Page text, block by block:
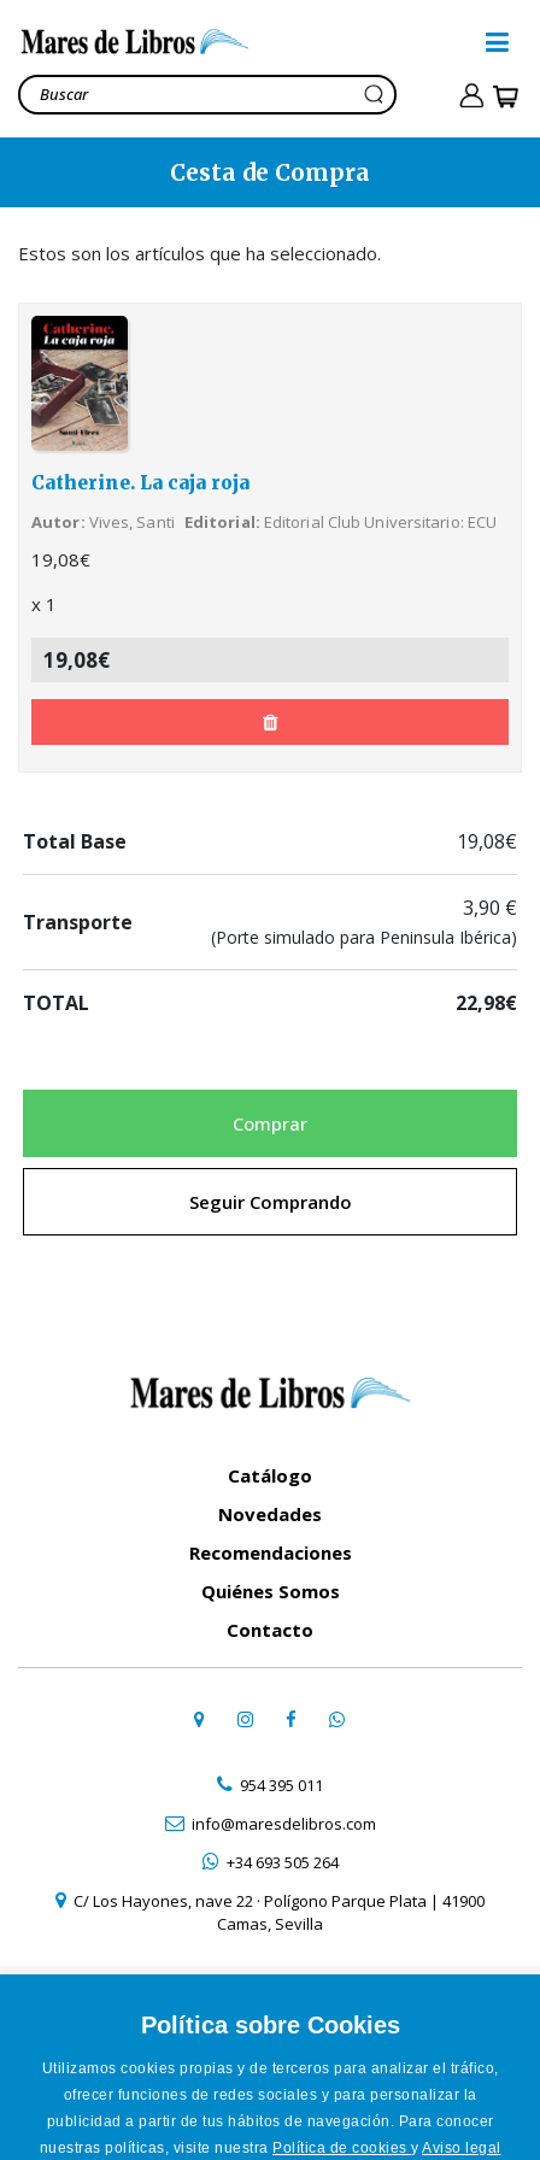
Política sobre Cookies
Utilizamos cookies propias y de terceros para analizar el tráfico,
ofrecer funciones de redes sociales y para personalizar la
publicidad a partir de tus hábitos de navegación. Para conocer
nuestras políticas, visite nuestra Política de cookies y Aviso legal
Cesta de Compra
Estos son los artículos que ha seleccionado.
Catherine. La caja roja
Autor Vives, Santi Editorial Editorial Club Universitario: ECU
19,08€
x 1
19,08€
Total Base 19,08€
Transporte
3,90 €
(Porte simulado para Peninsula Ibérica)
TOTAL 22,98€
Comprar
Seguir Comprando
Catálogo
Novedades
Recomendaciones
Quiénes Somos
Contacto
954 395 011
info@maresdelibros.com
+34 693 505 264
C/ Los Hayones, nave 22 · Polígono Parque Plata | 41900
Camas, Sevilla
Política de Cookies
Condiciones de venta online
Accesibilidad